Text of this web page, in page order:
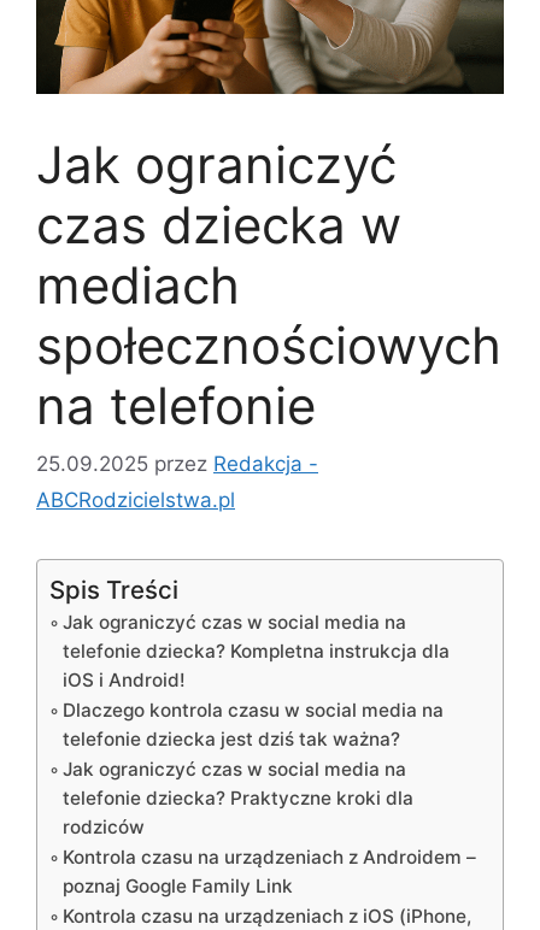
Jak ograniczyć
czas dziecka w
mediach
społecznościowych
na telefonie
25.09.2025 przez Redakcja -
ABCRodzicielstwa.pl
Spis Treści
Jak ograniczyć czas w social media na
telefonie dziecka? Kompletna instrukcja dla
iOS i Android!
Dlaczego kontrola czasu w social media na
telefonie dziecka jest dziś tak ważna?
Jak ograniczyć czas w social media na
telefonie dziecka? Praktyczne kroki dla
rodziców
Kontrola czasu na urządzeniach z Androidem –
poznaj Google Family Link
Kontrola czasu na urządzeniach z iOS (iPhone,